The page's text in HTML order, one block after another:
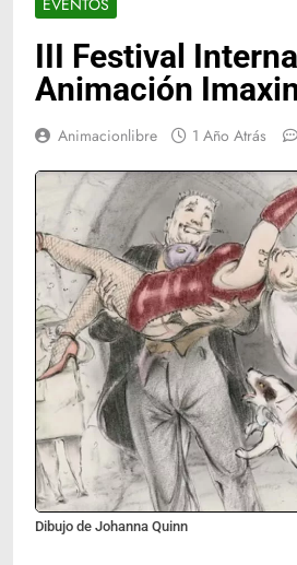
EVENTOS
III Festival
Animación
Animacionlibre 1 Año Atrás
Dibujo de Johanna Quinn